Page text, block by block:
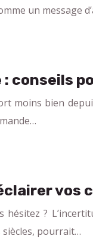
un message
conseils
moins bien
vos
?
siècles, pourrait…